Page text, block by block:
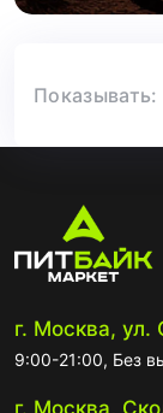
Показывать:
г. Москва, ул.
9:00-21:00, Без
г. Москва,